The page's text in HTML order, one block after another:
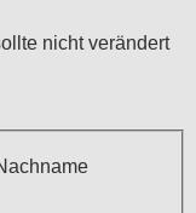
nicht verändert